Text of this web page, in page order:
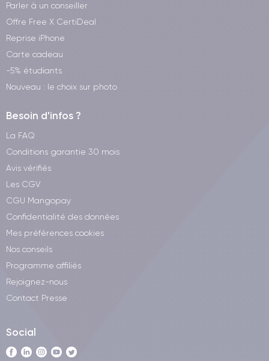
Parler à un conseiller
Offre Free X CertiDeal
Reprise iPhone
Carte cadeau
-5% étudiants
Nouveau : le choix sur photo
Besoin d'infos ?
La FAQ
Conditions garantie 30 mois
Avis vérifiés
Les CGV
CGU Mangopay
Confidentialité des données
Mes préférences cookies
Nos conseils
Programme affiliés
Rejoignez-nous
Contact Presse
Social